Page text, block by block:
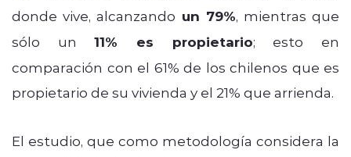
donde vive, alcanzando un 79%, mientras que
sólo un11% es propietario; esto en
comparación con el 61% de los chilenos que es
propietario de su vivienda y el 21% que arrienda.
El estudio, que como metodología considera la